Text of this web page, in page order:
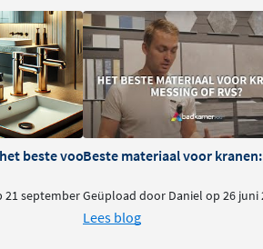
beste voor je badkamer?
21 september
Beste materiaal voor kranen:
Geüpload door Daniel op 26 juni
Lees blog